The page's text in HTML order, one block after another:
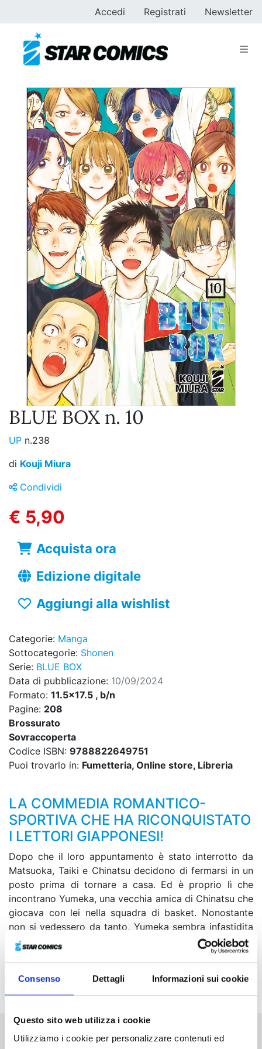
Consenso Dettagli Informazioni sui cookie
Questo sito web utilizza i cookie
Utilizziamo i cookie per personalizzare contenuti ed
Accedi Registrati Newsletter
BLUE BOX n. 10
UP n.238
di Kouji Miura
Condividi
€ 5,90
Acquista ora
Edizione digitale
Aggiungi alla wishlist
Categorie: Manga
Sottocategorie: Shonen
Serie: BLUE BOX
Data di pubblicazione: 10/09/2024
Formato: 11.5x17.5 , b/n
Pagine: 208
Brossurato
Sovraccoperta
Codice ISBN: 9788822649751
Puoi trovarlo in: Fumetteria, Online store, Libreria
LA COMMEDIA ROMANTICO-
SPORTIVA CHE HA RICONQUISTATO
I LETTORI GIAPPONESI!
Dopo che il loro appuntamento è stato interrotto da
Matsuoka, Taiki e Chinatsu decidono di fermarsi in un
posto prima di tornare a casa. Ed è proprio lì che
incontrano Yumeka, una vecchia amica di Chinatsu che
giocava con lei nella squadra di basket. Nonostante
non si vedessero da tanto, Yumeka sembra infastidita
dalla presenza della ex compagna e la tratta in malo
modo. Cosa sarà successo di così irrimediabile tra le
tutte?!